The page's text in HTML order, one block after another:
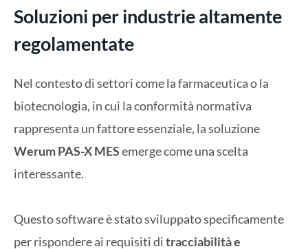
Soluzioni per industrie altamente
regolamentate
Nel contesto di settori come la farmaceutica o la
biotecnologia, in cui la conformità normativa
rappresenta un fattore essenziale, la soluzione
Werum PAS-X MESemerge come una scelta
interessante.
Questo software è stato sviluppato specificamente
per rispondere ai requisiti ditracciabilità e